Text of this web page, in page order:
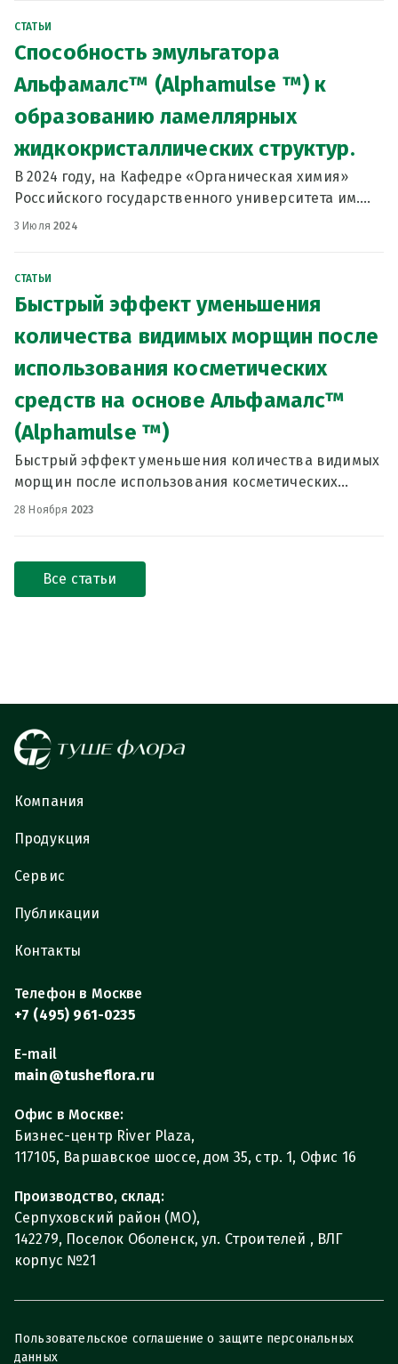
СТАТЬИ
Способность эмульгатора
Альфамалс™ (Alphamulse ™) к
образованию ламеллярных
жидкокристаллических структур.
В 2024 году, на Кафедре «Органическая химия»
Российского государственного университета им.
А.Н. Косыгина было проведено исследование
3 Июля2024
СТАТЬИ
Быстрый эффект уменьшения
количества видимых морщин после
использования косметических
средств на основе Альфамалс™
(Alphamulse ™)
Быстрый эффект уменьшения количества видимых
морщин после использования косметических
средств на основе Альфамалс™ (Alphamulse ™), не
28 Ноября 2023
Все статьи
Компания
Продукция
Сервис
Публикации
Контакты
Телефон в Москве
+7 (495) 961-0235
E-mail
main@tusheflora.ru
Офис в Москве:
Бизнес-центр River Plaza,
117105, Варшавское шоссе, дом 35, стр. 1, Офис 16
Производство, склад:
Серпуховский район (МО),
142279, Поселок Оболенск, ул. Строителей , ВЛГ
корпус №21
Пользовательское соглашение о защите персональных
данных